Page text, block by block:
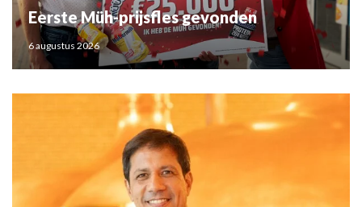
Eerste Müh-prijsfles gevonden
6 augustus 2026